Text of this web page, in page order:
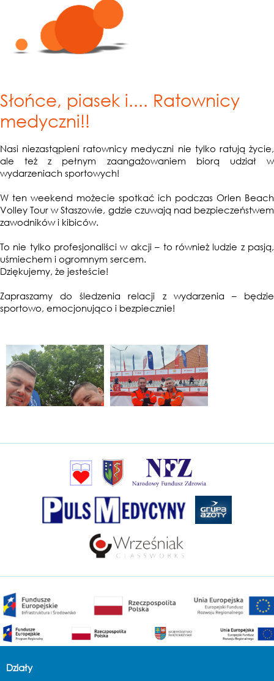
Słońce, piasek i.... Ratownicy
medyczni!!
Nasi niezastąpieni ratownicy medyczni nie tylko ratują życie,
ale też z pełnym zaangażowaniem biorą udział w
wydarzeniach sportowych!
W ten weekend możecie spotkać ich podczas Orlen Beach
Volley Tour w Staszowie, gdzie czuwają nad bezpieczeństwem
zawodników i kibiców.
To nie tylko profesjonaliści w akcji – to również ludzie z pasją,
uśmiechem i ogromnym sercem.
Dziękujemy, że jesteście!
Zapraszamy do śledzenia relacji z wydarzenia – będzie
sportowo, emocjonująco i bezpiecznie!
Działy